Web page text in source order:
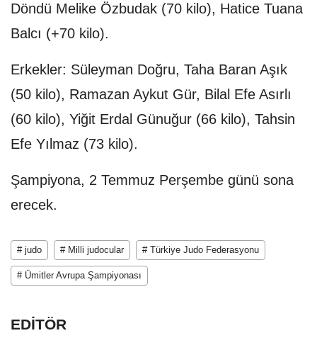
Döndü Melike Özbudak (70 kilo), Hatice Tuana
Balcı (+70 kilo).
Erkekler: Süleyman Doğru, Taha Baran Aşık
(50 kilo), Ramazan Aykut Gür, Bilal Efe Asırlı
(60 kilo), Yiğit Erdal Günuğur (66 kilo), Tahsin
Efe Yılmaz (73 kilo).
Şampiyona, 2 Temmuz Perşembe günü sona
erecek.
# judo # Milli judocular # Türkiye Judo Federasyonu
# Ümitler Avrupa Şampiyonası
EDİTÖR